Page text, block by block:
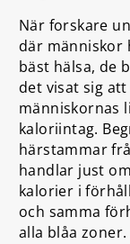
När forskare
där människor
bäst hälsa, de
det visat sig
människornas
kaloriintag.
härstammar
handlar just
kalorier i
och samma
alla blåa zoner.